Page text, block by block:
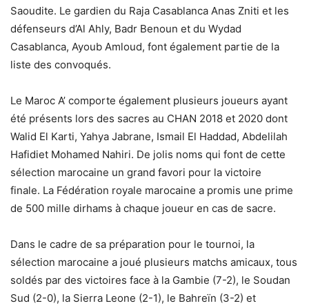
Saoudite. Le gardien du Raja Casablanca Anas Zniti et les
défenseurs d’Al Ahly, Badr Benoun et du Wydad
Casablanca, Ayoub Amloud, font également partie de la
liste des convoqués.
Le Maroc A’ comporte également plusieurs joueurs ayant
été présents lors des sacres au CHAN 2018 et 2020 dont
Walid El Karti, Yahya Jabrane, Ismail El Haddad, Abdelilah
Hafidiet Mohamed Nahiri. De jolis noms qui font de cette
sélection marocaine un grand favori pour la victoire
finale. La Fédération royale marocaine a promis une prime
de 500 mille dirhams à chaque joueur en cas de sacre.
Dans le cadre de sa préparation pour le tournoi, la
sélection marocaine a joué plusieurs matchs amicaux, tous
soldés par des victoires face à la Gambie (7-2), le Soudan
Sud (2-0), la Sierra Leone (2-1), le Bahreïn (3-2) et